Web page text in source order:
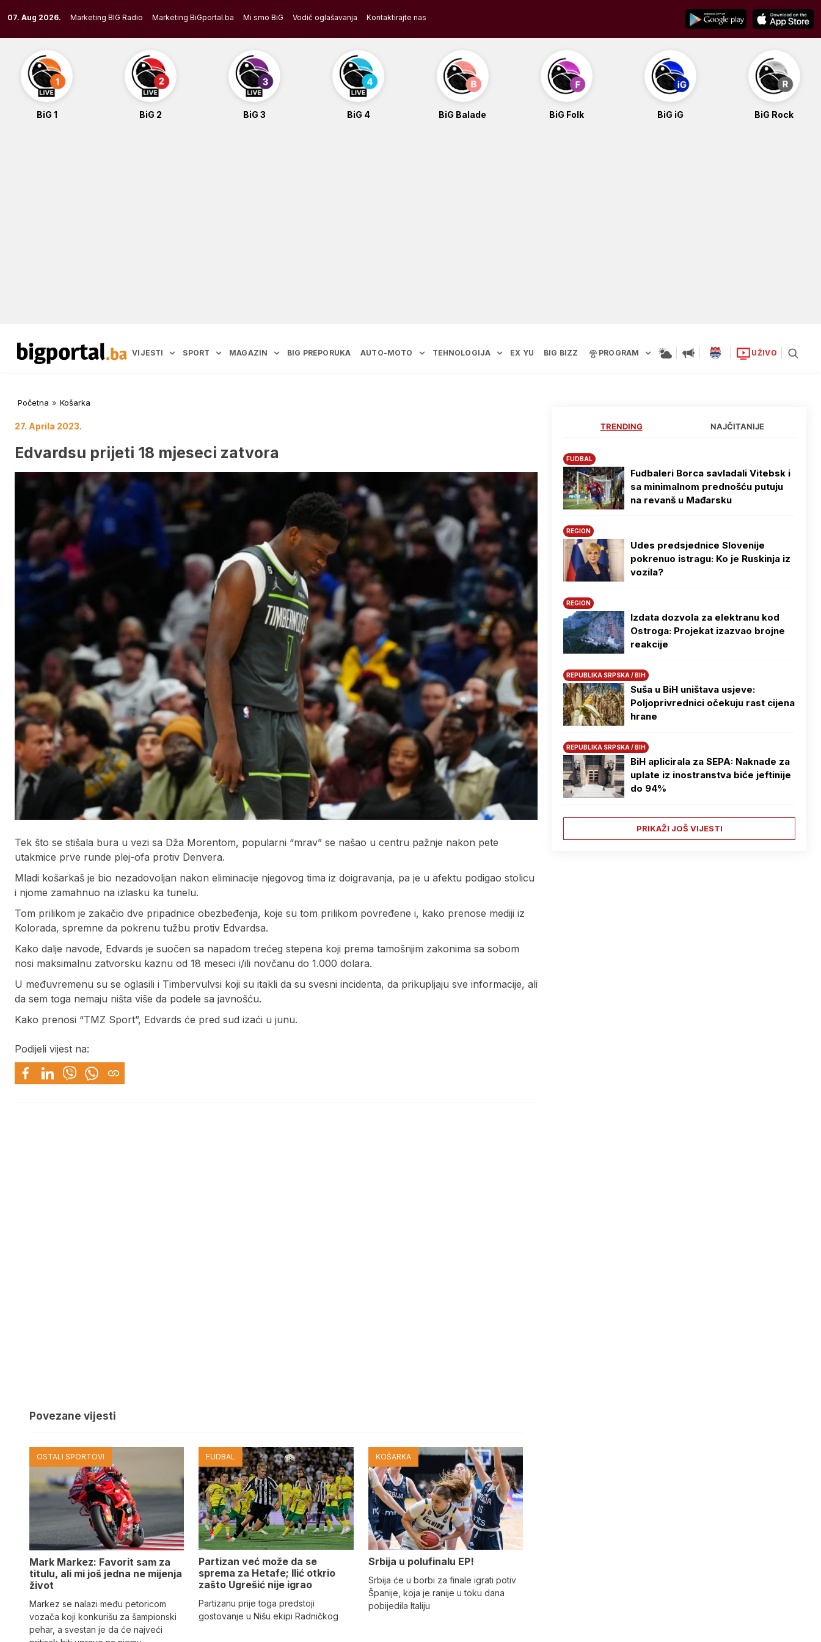
to
content
07. Aug 2026. Marketing BIG Radio Marketing BiGportal.ba Mi smo BiG Vodič oglašavanja Kontaktirajte nas
BiG 1 BiG 2 BiG 3 BiG 4 BiG Balade BiG Folk BiG iG BiG Rock
VIJESTI SPORT MAGAZIN BIG PREPORUKA AUTO-MOTO TEHNOLOGIJA EX YU BIG BIZZ PROGRAM UŽIVO
Početna » Košarka
27. Aprila 2023.
Edvardsu prijeti 18 mjeseci zatvora
Tek što se stišala bura u vezi sa Dža Morentom, popularni “mrav” se našao u centru pažnje nakon pete
utakmice prve runde plej-ofa protiv Denvera.
Mladi košarkaš je bio nezadovoljan nakon eliminacije njegovog tima iz doigravanja, pa je u afektu podigao stolicu
i njome zamahnuo na izlasku ka tunelu.
Tom prilikom je zakačio dve pripadnice obezbeđenja, koje su tom prilikom povređene i, kako prenose mediji iz
Kolorada, spremne da pokrenu tužbu protiv Edvardsa.
Kako dalje navode, Edvards je suočen sa napadom trećeg stepena koji prema tamošnjim zakonima sa sobom
nosi maksimalnu zatvorsku kaznu od 18 meseci i/ili novčanu do 1.000 dolara.
U međuvremenu su se oglasili i Timbervulvsi koji su itakli da su svesni incidenta, da prikupljaju sve informacije, ali
da sem toga nemaju ništa više da podele sa javnošću.
Kako prenosi “TMZ Sport”, Edvards će pred sud izaći u junu.
Podijeli vijest na:
Povezane vijesti
OSTALI SPORTOVI
Mark Markez: Favorit sam za
titulu, ali mi još jedna ne mijenja
život
Markez se nalazi među petoricom
vozača koji konkurišu za šampionski
pehar, a svestan je da će najveći
FUDBAL
Partizan već može da se
sprema za Hetafe; Ilić otkrio
zašto Ugrešić nije igrao
Partizanu prije toga predstoji
gostovanje u Nišu ekipi Radničkog
KOŠARKA
Srbija u polufinalu EP!
Srbija će u borbi za finale igrati potiv
Španije, koja je ranije u toku dana
pobijedila Italiju
TRENDING NAJČITANIJE
FUDBAL
Fudbaleri Borca savladali Vitebsk i
sa minimalnom prednošću putuju
na revanš u Mađarsku
REGION
Udes predsjednice Slovenije
pokrenuo istragu: Ko je Ruskinja iz
vozila?
REGION
Izdata dozvola za elektranu kod
Ostroga: Projekat izazvao brojne
reakcije
REPUBLIKA SRPSKA / BIH
Suša u BiH uništava usjeve:
Poljoprivrednici očekuju rast cijena
hrane
REPUBLIKA SRPSKA / BIH
BiH aplicirala za SEPA: Naknade za
uplate iz inostranstva biće jeftinije
do 94%
PRIKAŽI JOŠ VIJESTI